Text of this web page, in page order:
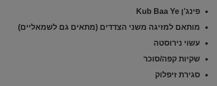
פינג’ן Kub Baa Ye
מותאם למזיגה משני הצדדים (מתאים גם לשמאליים)
עשוי נירוסטה
שקיות קפה/סוכר
סגירת זיפלוק